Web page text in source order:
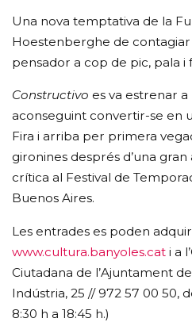
Una nova temptativa de la
Hoestenberghe de contagiar
pensador a cop de pic, pala i
Constructivo es va estrenar a
aconseguint convertir-se en
Fira i arriba per primera
gironines després d’una
crítica al Festival de
Buenos Aires.
Les entrades es poden
www.cultura.banyoles.cat i a
Ciutadana de l’Ajuntament
Indústria, 25 // 972 57 00 50,
8:30 h a 18:45 h.)